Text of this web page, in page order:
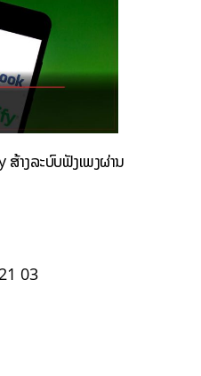
າງລະບົບຟັງເພງຜ່ານ